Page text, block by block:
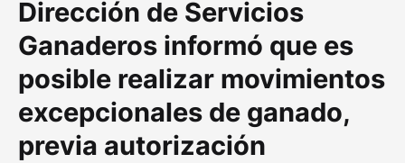
Dirección de Servicios
Ganaderos informó que es
posible realizar movimientos
excepcionales de ganado,
previa autorización